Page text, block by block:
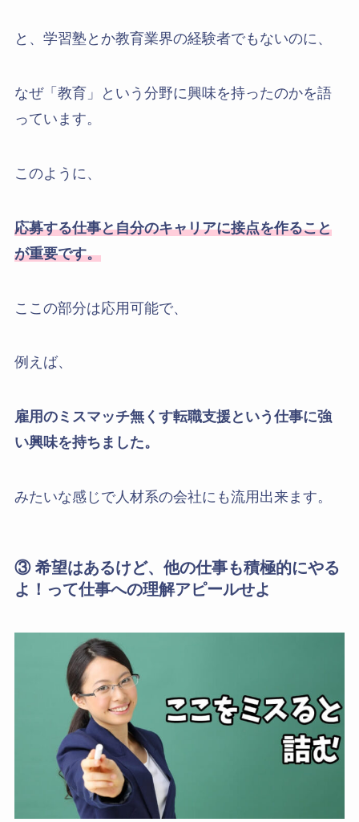
と、学習塾とか教育業界の経験者でもないのに、
なぜ「教育」という分野に興味を持ったのかを語
っています。
このように、
応募する仕事と自分のキャリアに接点を作ること
が重要です。
ここの部分は応用可能で、
例えば、
雇用のミスマッチ無くす転職支援という仕事に強
い興味を持ちました。
みたいな感じで人材系の会社にも流用出来ます。
③ 希望はあるけど、他の仕事も積極的にやる
よ！って仕事への理解アピールせよ